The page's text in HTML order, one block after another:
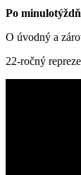
Po
O úvodný a
22-ročný